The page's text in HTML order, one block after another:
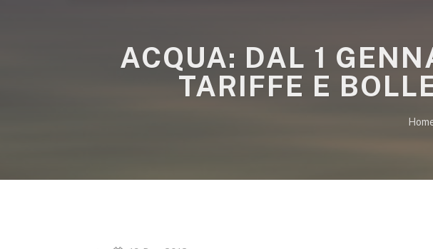
ACQUA: DAL 1
TARIFFE E